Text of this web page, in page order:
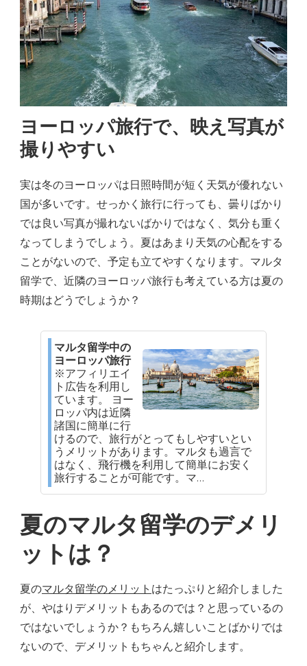
ヨーロッパ旅行で、映え写真が
撮りやすい
実は冬のヨーロッパは日照時間が短く天気が優れない
国が多いです。せっかく旅行に行っても、曇りばかり
では良い写真が撮れないばかりではなく、気分も重く
なってしまうでしょう。夏はあまり天気の心配をする
ことがないので、予定も立てやすくなります。マルタ
留学で、近隣のヨーロッパ旅行も考えている方は夏の
時期はどうでしょうか？
マルタ留学中の
ヨーロッパ旅行
※アフィリエイ
ト広告を利用し
ています。 ヨー
ロッパ内は近隣
諸国に簡単に行
けるので、旅行がとってもしやすいとい
うメリットがあります。マルタも過言で
はなく、飛行機を利用して簡単にお安く
旅行することが可能です。マ…
夏のマルタ留学のデメリ
ットは？
夏のマルタ留学のメリット はたっぷりと紹介しました
が、やはりデメリットもあるのでは？と思っているの
ではないでしょうか？もちろん嬉しいことばかりでは
ないので、デメリットもちゃんと紹介します。